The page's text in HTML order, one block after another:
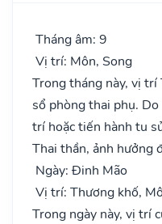
Tháng âm: 9
Vị trí: Môn, Song
Trong tháng này, vị trí
sổ phòng thai phụ.
trí hoặc tiến hành tu
Thai thần, ảnh hưởng
Ngày: Đinh Mão
Vị trí: Thương khố,
Trong ngày này, vị trí